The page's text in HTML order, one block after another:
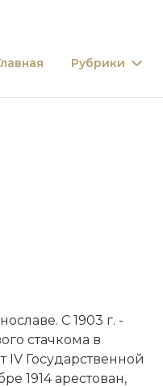
Рубрики
С 1903 г. -
стачкома в
IV Государственной
1914 арестован,